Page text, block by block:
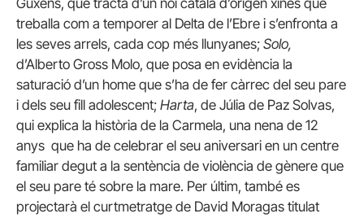
Guxens, que tracta d’un noi català d’orígen xinès que
treballa com a temporer al Delta de l’Ebre i s’enfronta a
les seves arrels, cada cop més llunyanes; Solo,
d’Alberto Gross Molo, que posa en evidència la
saturació d’un home que s’ha de fer càrrec del seu pare
i dels seu fill adolescent; Harta, de Júlia de Paz Solvas,
qui explica la història de la Carmela, una nena de 12
anys que ha de celebrar el seu aniversari en un centre
familiar degut a la sentència de violència de gènere que
el seu pare té sobre la mare. Per últim, també es
projectarà el curtmetratge de David Moragas titulat